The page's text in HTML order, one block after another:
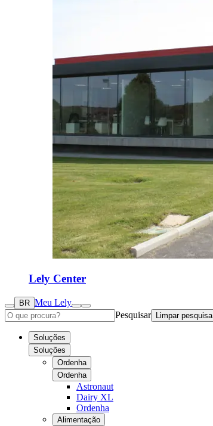
Lely Center
BR Meu Lely
Pesquisar
Limpar pesquisa
Soluções
Soluções
Ordenha
Ordenha
Astronaut
Dairy XL
Ordenha
Alimentação